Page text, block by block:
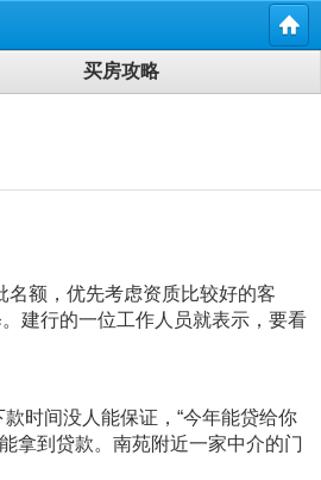
买房攻略
额，优先考虑资质比较好的客
建行的一位工作人员就表示，要看
时间没人能保证，“今年能贷给你
拿到贷款。南苑附近一家中介的门